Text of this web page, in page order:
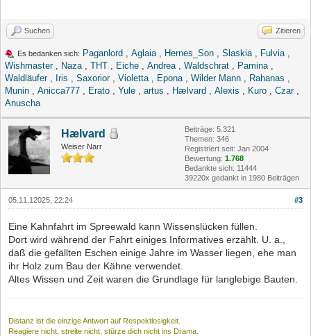
Suchen Zitieren
Es bedanken sich: Paganlord Aglaia Hernes_Son Slaskia Fulvia
Wishmaster, Naza THT Eiche Andrea Waldschrat Pamina
Waldläufer, Iris Saxorior, Violetta Epona Wilder Mann Rahanas
Munin
Anicca777 Erato Yule artus Hælvard Alexis Kuro Czar,
Anuscha
Hælvard
Weiser Narr
Beiträge: 5.321
Themen: 346
Registriert seit: Jan 2004
Bewertung: 1.768
Bedankte sich: 11444
39220x gedankt in 1980 Beiträgen
#3
05.11.12025, 22:24
Eine Kahnfahrt im Spreewald kann Wissenslücken füllen.
Dort wird während der Fahrt einiges Informatives erzählt. U. a.,
daß die gefällten Eschen einige Jahre im Wasser liegen, ehe man
ihr Holz zum Bau der Kähne verwendet.
Altes Wissen und Zeit waren die Grundlage für langlebige Bauten.
Distanz ist die einzige Antwort auf Respektlosigkeit.
Reagiere nicht, streite nicht, stürze dich nicht ins Drama.